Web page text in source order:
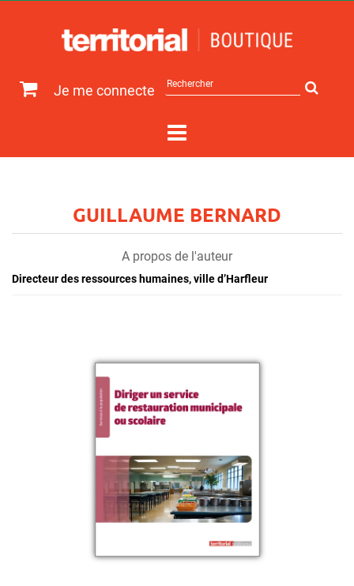
Je me connecte
sur
GUILLAUME BERNARD
A propos de l'auteur
Directeur des ressources humaines, ville d’Harfleur